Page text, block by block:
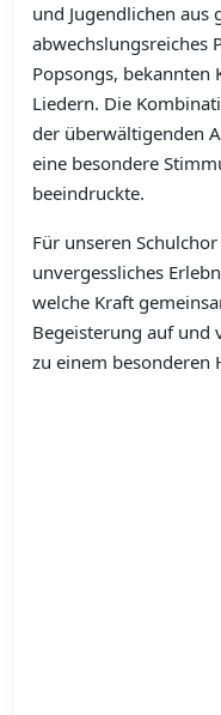
und Jugendlichen aus
abwechslungsreiches
Popsongs, bekannten
Liedern. Die
der überwältigenden
eine besondere
beeindruckte.
Für unseren
unvergessliches
welche Kraft
Begeisterung auf und
zu einem besonderen